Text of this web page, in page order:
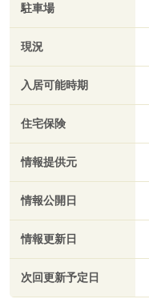
駐車場
現況
入居可能時期
住宅保険
情報提供元
情報公開日
情報更新日
次回更新予定日